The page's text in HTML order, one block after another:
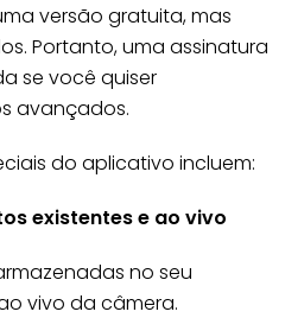
versão gratuita, mas
Portanto, uma assinatura
se você quiser
avançados.
do aplicativo incluem:
existentes e ao vivo
no seu
vivo da câmera.